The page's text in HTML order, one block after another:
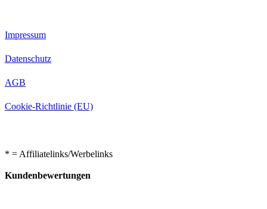
Impressum
Datenschutz
AGB
Cookie-Richtlinie (EU)
* = Affiliatelinks/Werbelinks
Kundenbewertungen